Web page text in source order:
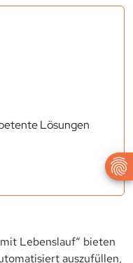
Lösungen
Lebenslauf“ bieten
auszufüllen,